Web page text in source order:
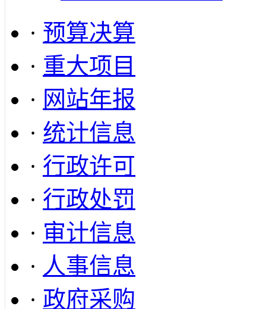
· 预算决算
· 重大项目
· 网站年报
· 统计信息
· 行政许可
· 行政处罚
· 审计信息
· 人事信息
· 政府采购